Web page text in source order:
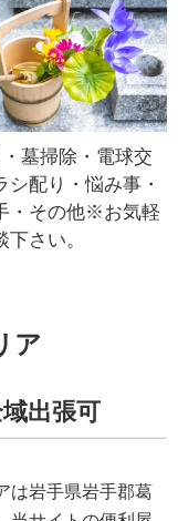
墓掃除・電球交
シ配り・悩み事・
・その他※お気軽
下さい。
ア
出張可
は岩手県岩手郡葛